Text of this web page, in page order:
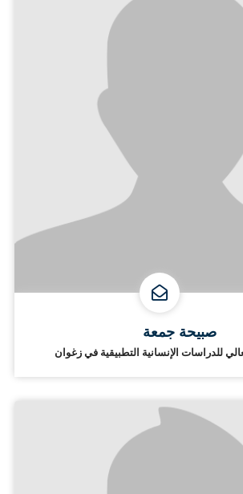
صبيحة جمعة
للدراسات الإنسانية التطبيقية في زغوان